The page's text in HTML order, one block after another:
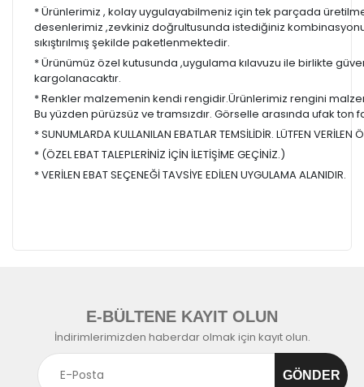
* Ürünlerimiz , kolay uygulayabilmeniz için tek parçada
desenlerimiz ,zevkiniz doğrultusunda istediğiniz
sıkıştırılmış şekilde paketlenmektedir.
* Ürünümüz özel kutusunda ,uygulama kılavuzu ile birlikte
kargolanacaktır.
* Renkler malzemenin kendi rengidir.Ürünlerimiz rengini
Bu yüzden pürüzsüz ve tramsızdır. Görselle arasında ufak ton
* SUNUMLARDA KULLANILAN EBATLAR TEMSİLİDİR. LÜTFEN VERİLEN
* (ÖZEL EBAT TALEPLERİNİZ İÇİN İLETİŞİME GEÇİNİZ.)
* VERİLEN EBAT SEÇENEĞİ TAVSİYE EDİLEN UYGULAMA ALANIDIR.
E-BÜLTENE KAYIT OLUN
İndirimlerimizden haberdar olmak için kayıt olun.